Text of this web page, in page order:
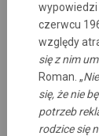
czerwcu
względy
się z nim
Roman. „
się, że nie
potrzeb
rodzice się